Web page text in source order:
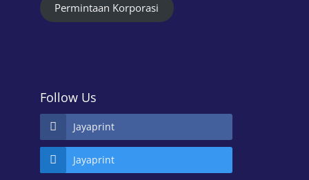
Permintaan Korporasi
Follow Us
Jayaprint
Jayaprint